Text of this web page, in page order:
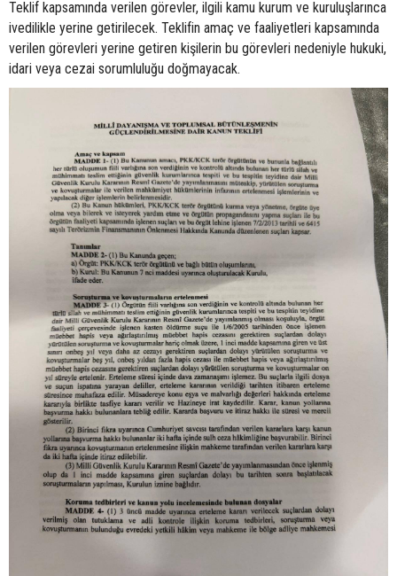
Teklif kapsamında verilen görevler, ilgili kamu kurum ve kuruluşlarınca
ivedilikle yerine getirilecek. Teklifin amaç ve faaliyetleri kapsamında
verilen görevleri yerine getiren kişilerin bu görevleri nedeniyle hukuki,
idari veya cezai sorumluluğu doğmayacak.